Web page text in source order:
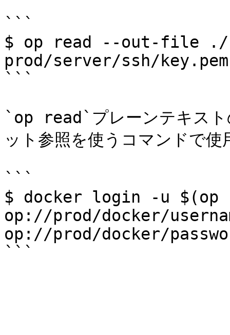
```
$ op read --out-file ./
prod/server/ssh/key.pem
```
`op read`プレーンテキスト
ット参照を使うコマンドで使
```
$ docker login -u $(op
op://prod/docker/
op://prod/docker/